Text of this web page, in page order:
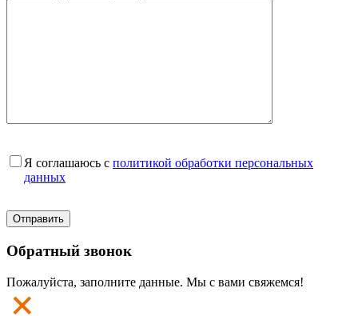
Я соглашаюсь с политикой обработки персональных
данных
Обратный звонок
Пожалуйста, заполните данные. Мы с вами свяжемся!